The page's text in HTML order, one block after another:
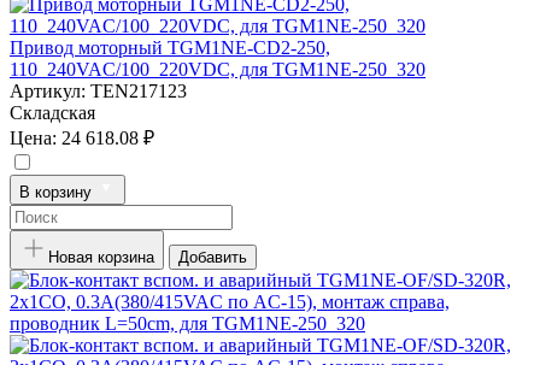
Привод моторный TGM1NE-CD2-250,
110_240VAC/100_220VDC, для TGM1NE-250_320
Артикул: TEN217123
Складская
Цена: 24 618.08 ₽
В корзину
Новая корзина Добавить